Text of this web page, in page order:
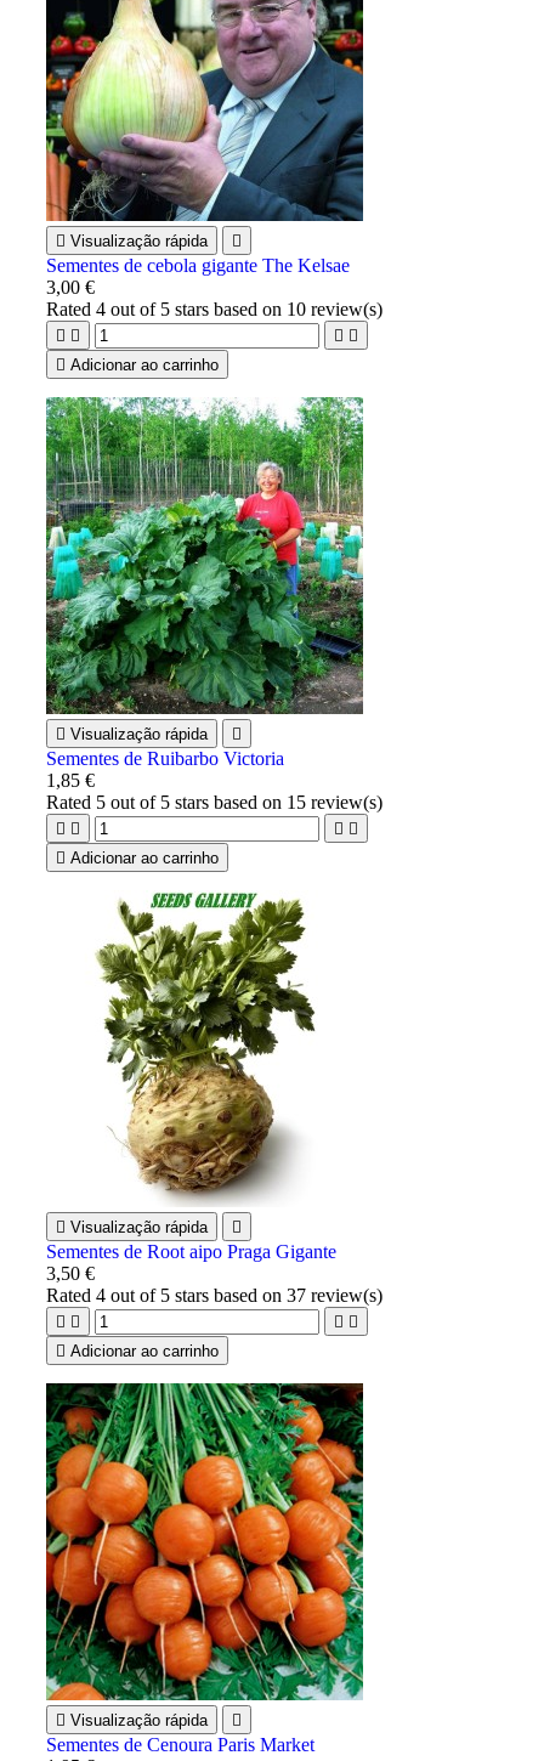
 Visualização rápida 
Sementes de cebola gigante The Kelsae
3,00 €
Rated4 out of 5 stars based on 10 review(s)
   
 Adicionar ao carrinho
 Visualização rápida 
Sementes de Ruibarbo Victoria
1,85 €
Rated 5 out of 5 stars based on 15 review(s)
   
 Adicionar ao carrinho
 Visualização rápida 
Sementes de Root aipo Praga Gigante
3,50 €
Rated4 out of 5 stars based on37 review(s)
   
 Adicionar ao carrinho
 Visualização rápida 
Sementes de Cenoura Paris Market